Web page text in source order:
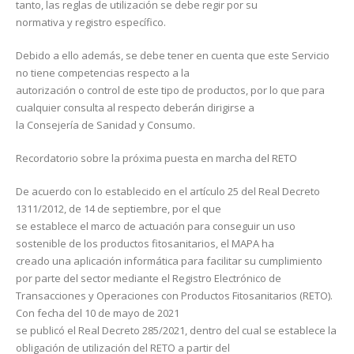
tanto, las reglas de utilización se debe regir por su
normativa y registro específico.
Debido a ello además, se debe tener en cuenta que este Servicio
no tiene competencias respecto a la
autorización o control de este tipo de productos, por lo que para
cualquier consulta al respecto deberán dirigirse a
la Consejería de Sanidad y Consumo.
Recordatorio sobre la próxima puesta en marcha del RETO
De acuerdo con lo establecido en el artículo 25 del Real Decreto
1311/2012, de 14 de septiembre, por el que
se establece el marco de actuación para conseguir un uso
sostenible de los productos fitosanitarios, el MAPA ha
creado una aplicación informática para facilitar su cumplimiento
por parte del sector mediante el Registro Electrónico de
Transacciones y Operaciones con Productos Fitosanitarios (RETO).
Con fecha del 10 de mayo de 2021
se publicó el Real Decreto 285/2021, dentro del cual se establece la
obligación de utilización del RETO a partir del